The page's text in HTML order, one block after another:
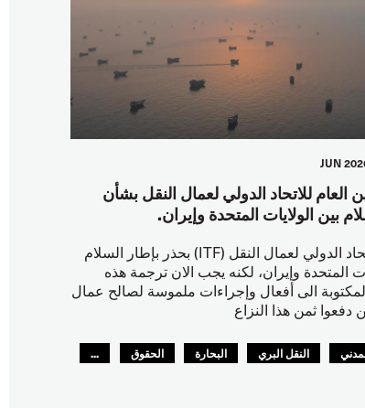
العام للاتحاد الدولي لعمال النقل بشأن
بين الولايات المتحدة وإيران.
يرحب الاتحاد الدولي لعمال النقل (ITF) بحذر بإطار السلام
المتحدة وإيران، لكنه يجب الان ترجمة هذه
الى أفعال وإجراءات ملموسة لصالح عمال
دفعوا ثمن هذا النزاع
النقل البري البحارة
الحقوق
...